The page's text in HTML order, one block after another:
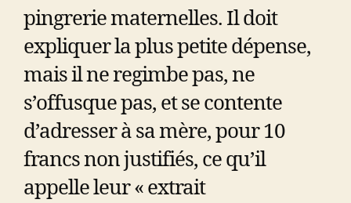
pingrerie maternelles. Il doit
expliquer la plus petite dépense,
mais il ne regimbe pas, ne
s’offusque pas, et se contente
d’adresser à sa mère, pour 10
francs non justifiés, ce qu’il
appelle leur « extrait